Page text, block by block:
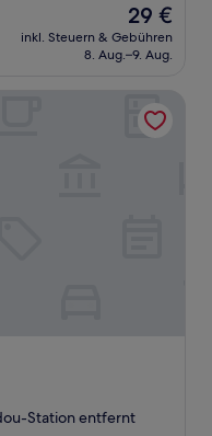
Der
Preis
beträgt
29 €
inkl. Steuern & Gebühren
8. Aug.–9. Aug.
Station entfernt